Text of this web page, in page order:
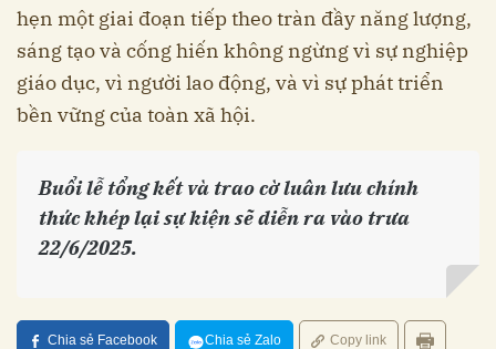
hẹn một giai đoạn tiếp theo tràn đầy năng lượng,
sáng tạo và cống hiến không ngừng vì sự nghiệp
giáo dục, vì người lao động, và vì sự phát triển
bền vững của toàn xã hội.
Buổi lễ tổng kết và trao cờ luân lưu chính
thức khép lại sự kiện sẽ diễn ra vào trưa
22/6/2025.
Chia sẻ Facebook Chia sẻ Zalo Copy link